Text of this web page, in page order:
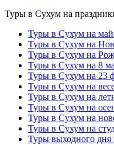
Туры в Сухум на
Туры в Сухум на
Туры в Сухум на
Туры в Сухум на
Туры в Сухум на 8
Туры в Сухум на 23
Туры в Сухум на
Туры в Сухум на
Туры в Сухум на
Туры в Сухум на
Туры в Сухум на
Туры выходного дня